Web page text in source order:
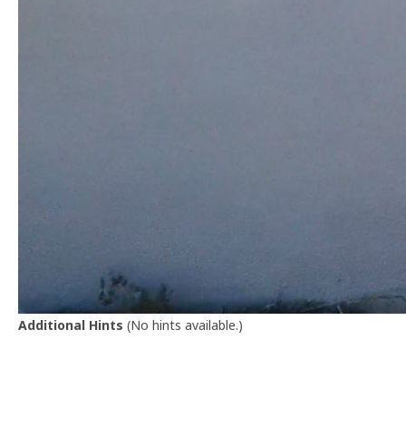
Additional Hints (No hints available.)